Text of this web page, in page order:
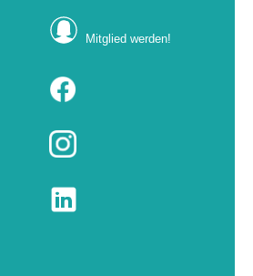
Mitglied werden!